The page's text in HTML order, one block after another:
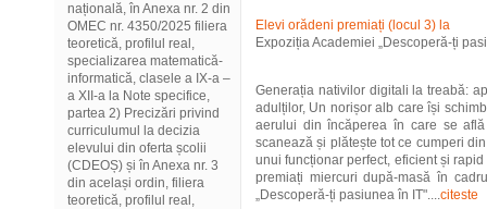
națională, în Anexa nr. 2 din
OMEC nr. 4350/2025 filiera
teoretică, profilul real,
specializarea matematică-
informatică, clasele a IX-a –
a XII-a la Note specifice,
partea 2) Precizări privind
curriculumul la decizia
elevului din oferta școlii
(CDEOȘ) și în Anexa nr. 3
din același ordin, filiera
teoretică, profilul real,
Elevi orădeni premiați (locul 3) la
Expoziția Academiei „Descoperă-ți
Generația nativilor digitali la treabă:
adulților, Un norișor alb care își
aerului din încăperea în care se
scanează și plătește tot ce cumperi
unui funcționar perfect, eficient și
premiați miercuri după-masă în
„Descoperă-ți pasiunea în IT"....citeste